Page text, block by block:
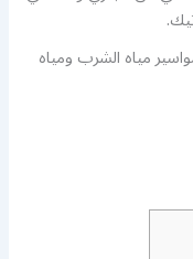
مياه الشرب ومياه